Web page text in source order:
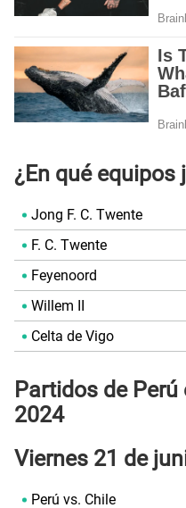
¿En qué equipos
Jong F. C. Twente
F. C. Twente
Feyenoord
Willem II
Celta de Vigo
Partidos de
2024
Viernes 21 de
Perú vs. Chile